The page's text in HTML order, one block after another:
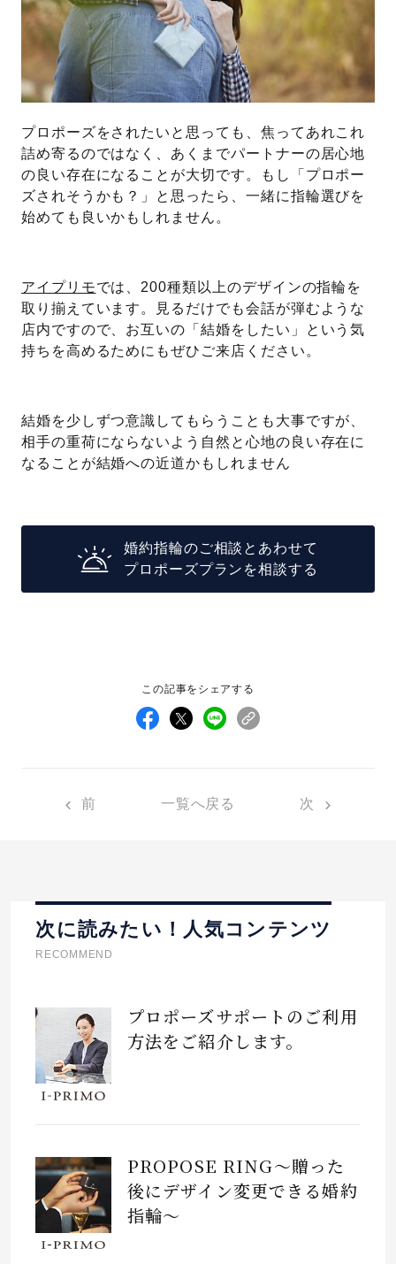
プロポーズをされたいと思っても、焦ってあれこれ
詰め寄るのではなく、あくまでパートナーの居心地
の良い存在になることが大切です。もし「プロポー
ズされそうかも？」と思ったら、一緒に指輪選びを
始めても良いかもしれません。
アイプリモでは、200種類以上のデザインの指輪を
取り揃えています。見るだけでも会話が弾むような
店内ですので、お互いの「結婚をしたい」という気
持ちを高めるためにもぜひご来店ください。
結婚を少しずつ意識してもらうことも大事ですが、
相手の重荷にならないよう自然と心地の良い存在に
なることが結婚への近道かもしれません
婚約指輪のご相談とあわせて
プロポーズプランを相談する
この記事をシェアする
前 一覧へ戻る 次
次に読みたい！人気コンテンツ
RECOMMEND
プロポーズサポートのご利用
方法をご紹介します。
PROPOSE RING～贈った
後にデザイン変更できる婚約
指輪～